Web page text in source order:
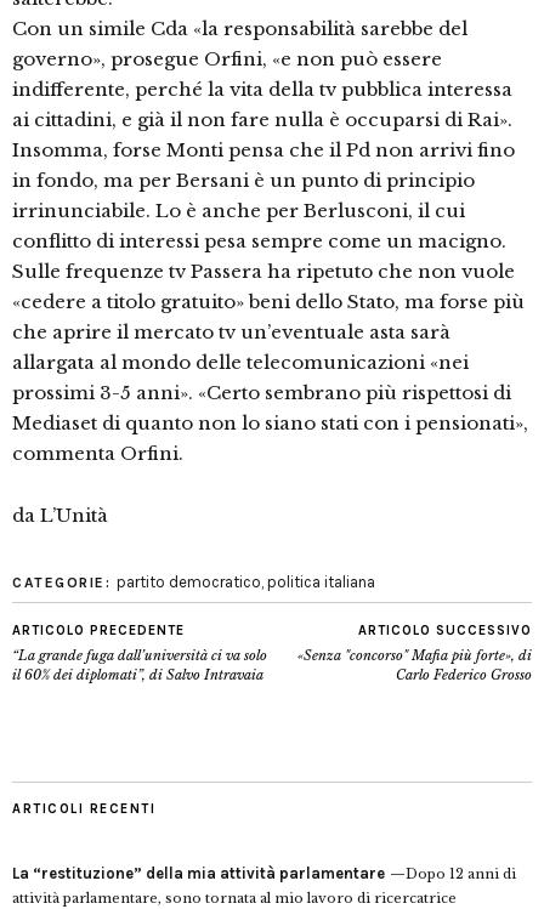
Con un simile Cda «la responsabilità sarebbe del
governo», prosegue Orfini, «e non può essere
indifferente, perché la vita della tv pubblica interessa
ai cittadini, e già il non fare nulla è occuparsi di Rai».
Insomma, forse Monti pensa che il Pd non arrivi fino
in fondo, ma per Bersani è un punto di principio
irrinunciabile. Lo è anche per Berlusconi, il cui
conflitto di interessi pesa sempre come un macigno.
Sulle frequenze tv Passera ha ripetuto che non vuole
«cedere a titolo gratuito» beni dello Stato, ma forse più
che aprire il mercato tv un’eventuale asta sarà
allargata al mondo delle telecomunicazioni «nei
prossimi 3-5 anni». «Certo sembrano più rispettosi di
Mediaset di quanto non lo siano stati con i pensionati»,
commenta Orfini.
da L’Unità
CATEGORIE: partito democratico, politica italiana
ARTICOLO PRECEDENTE
“La grande fuga dall’università ci va solo
il 60% dei diplomati”, di Salvo Intravaia
ARTICOLO SUCCESSIVO
«Senza "concorso" Mafia più forte», di
Carlo Federico Grosso
ARTICOLI RECENTI
La “restituzione” della mia attività parlamentare
Dopo 12 anni di
attività parlamentare, sono tornata al mio lavoro di ricercatrice